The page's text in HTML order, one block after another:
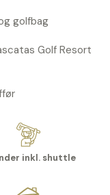
golfbag
Golf Resort
inkl. shuttle